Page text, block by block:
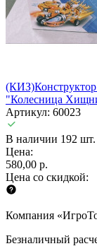
"Колесница
Артикул: 60023
В наличии 192 шт.
Цена:
580,00 р.
Цена со скидкой:
Компания
Безналичный